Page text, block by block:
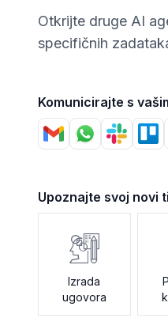
Otkrijte druge AI
specifičnih
Komunicirajte s
Upoznajte svoj novi
Izrada
ugovora